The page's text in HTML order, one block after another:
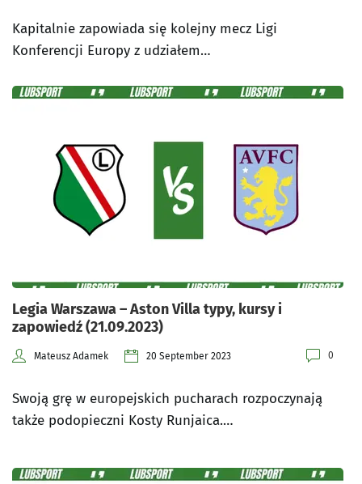
Kapitalnie zapowiada się kolejny mecz Ligi
Konferencji Europy z udziałem…
Legia Warszawa – Aston Villa typy, kursy i
zapowiedź (21.09.2023)
Mateusz Adamek 20 September 2023 0
Swoją grę w europejskich pucharach rozpoczynają
także podopieczni Kosty Runjaica.…